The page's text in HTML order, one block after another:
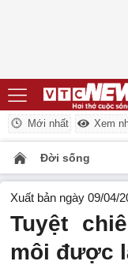
Mới nhất Xem
Đời sống
Xuất bản ngày 09/04/
Tuyệt
môi được